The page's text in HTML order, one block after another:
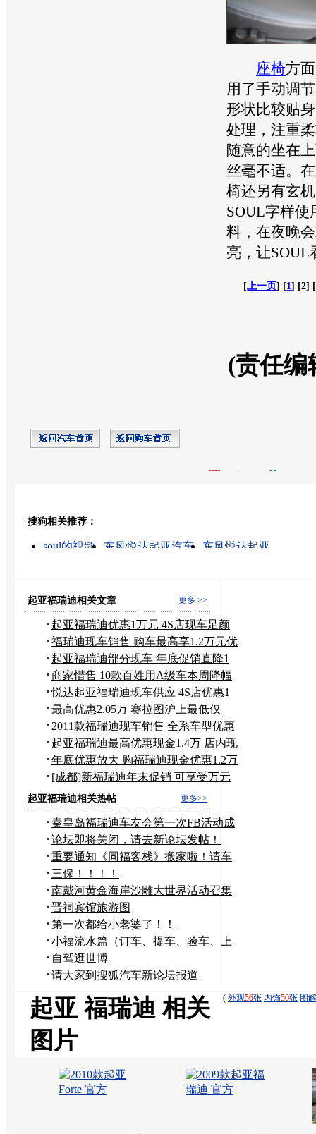
座椅方面
用了手动调
形状比较贴
处理，注重
随意的坐在
丝毫不适。
椅还另有玄
SOUL字样使
料，在夜晚
亮，让SOUL
[ 上一页] [1] [2] [
(责任编
搜狗相关推荐：
soul的视频 东风悦达起亚汽车
东风悦达起亚
更多 >>
起亚福瑞迪相关文章
起亚福瑞迪优惠1万元 4S店现车足颜
色全
福瑞迪现车销售 购车最高享1.2万元优
惠
起亚福瑞迪部分现车 年底促销直降1
万元
商家惜售 10款百姓用A级车本周降幅
一览
悦达起亚福瑞迪现车供应 4S店优惠1
万元
最高优惠2.05万 赛拉图沪上最低仅
7.33万
2011款福瑞迪现车销售 全系车型优惠
7千
起亚福瑞迪最高优惠现金1.4万 店内现
车
年底优惠放大 购福瑞迪现金优惠1.2万
元
[成都]新福瑞迪年末促销 可享受万元
优惠
更多>>
起亚福瑞迪相关热帖
秦皇岛福瑞迪车友会第一次FB活动成
功！
论坛即将关闭，请去新论坛发帖！
重要通知《同福客栈》搬家啦！请车
友们从速加入！
三保！！！！
南戴河黄金海岸沙雕大世界活动召集
帖
晋祠宾馆旅游图
第一次都给小老婆了！！
小福流水篇（订车、提车、验车、上
牌、装饰等系列）
自驾逛世博
请大家到搜狐汽车新论坛报道
( 外观56张 内饰50张 图解
起亚 福瑞迪 相关
图片